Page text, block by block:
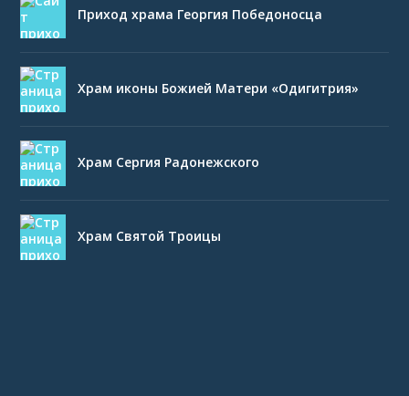
Приход храма Георгия Победоносца
Храм иконы Божией Матери «Одигитрия»
Храм Сергия Радонежского
Храм Святой Троицы